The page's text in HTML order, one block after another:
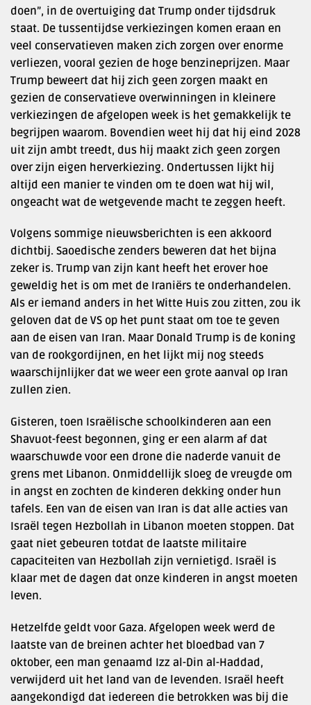
doen”, in de overtuiging dat Trump onder tijdsdruk
staat. De tussentijdse verkiezingen komen eraan en
veel conservatieven maken zich zorgen over enorme
verliezen, vooral gezien de hoge benzineprijzen. Maar
Trump beweert dat hij zich geen zorgen maakt en
gezien de conservatieve overwinningen in kleinere
verkiezingen de afgelopen week is het gemakkelijk te
begrijpen waarom. Bovendien weet hij dat hij eind 2028
uit zijn ambt treedt, dus hij maakt zich geen zorgen
over zijn eigen herverkiezing. Ondertussen lijkt hij
altijd een manier te vinden om te doen wat hij wil,
ongeacht wat de wetgevende macht te zeggen heeft.
Volgens sommige nieuwsberichten is een akkoord
dichtbij. Saoedische zenders beweren dat het bijna
zeker is. Trump van zijn kant heeft het erover hoe
geweldig het is om met de Iraniërs te onderhandelen.
Als er iemand anders in het Witte Huis zou zitten, zou ik
geloven dat de VS op het punt staat om toe te geven
aan de eisen van Iran. Maar Donald Trump is de koning
van de rookgordijnen, en het lijkt mij nog steeds
waarschijnlijker dat we weer een grote aanval op Iran
zullen zien.
Gisteren, toen Israëlische schoolkinderen aan een
Shavuot-feest begonnen, ging er een alarm af dat
waarschuwde voor een drone die naderde vanuit de
grens met Libanon. Onmiddellijk sloeg de vreugde om
in angst en zochten de kinderen dekking onder hun
tafels. Een van de eisen van Iran is dat alle acties van
Israël tegen Hezbollah in Libanon moeten stoppen. Dat
gaat niet gebeuren totdat de laatste militaire
capaciteiten van Hezbollah zijn vernietigd. Israël is
klaar met de dagen dat onze kinderen in angst moeten
leven.
Hetzelfde geldt voor Gaza. Afgelopen week werd de
laatste van de breinen achter het bloedbad van 7
oktober, een man genaamd Izz al-Din al-Haddad,
verwijderd uit het land van de levenden. Israël heeft
aangekondigd dat iedereen die betrokken was bij die